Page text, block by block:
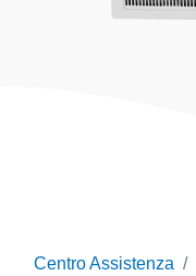
Centro Assistenza